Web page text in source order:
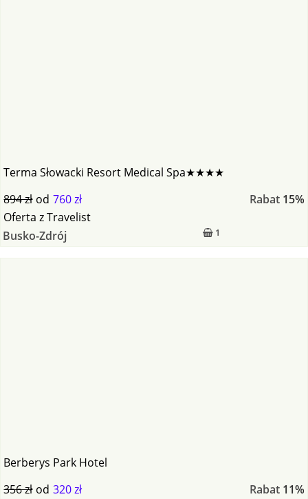
Terma Słowacki Resort Medical Spa★★★★
894 zł od 760 zł Rabat 15%
1
Oferta zTravelist
Busko-Zdrój
Berberys Park Hotel
356 zł od 320 zł Rabat 11%